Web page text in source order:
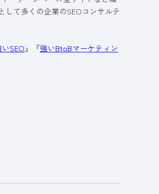
して多くの企業のSEOコンサルテ
いSEO 』『強いBtoBマーケティン